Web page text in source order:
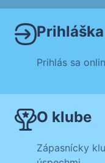
Prihláška
Prihlás sa
O klube
Zápasnícky